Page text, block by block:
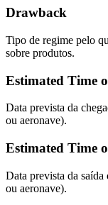
Drawback
Tipo de regime pelo
sobre produtos.
Estimated Time
Data prevista da
ou aeronave).
Estimated Time
Data prevista da
ou aeronave).